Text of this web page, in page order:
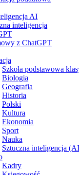
AI
inteligencja
z ChatGPT
Szkoła podstawowa
Biologia
Geografia
Historia
Polski
Kultura
Ekonomia
Sport
Nauka
Sztuczna inteligencja
Kadry